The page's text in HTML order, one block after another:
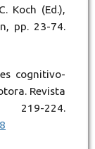
Koch (Ed.),
pp. 23-74.
cognitivo-
Revista
224.